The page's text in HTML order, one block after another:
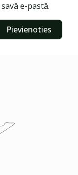
e-pastā.
Pievienoties